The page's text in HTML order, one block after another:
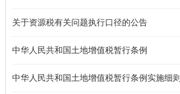
关于资源税有关问题执行口径的公告
中华人民共和国土地增值税暂行条例
中华人民共和国土地增值税暂行条例实施细则